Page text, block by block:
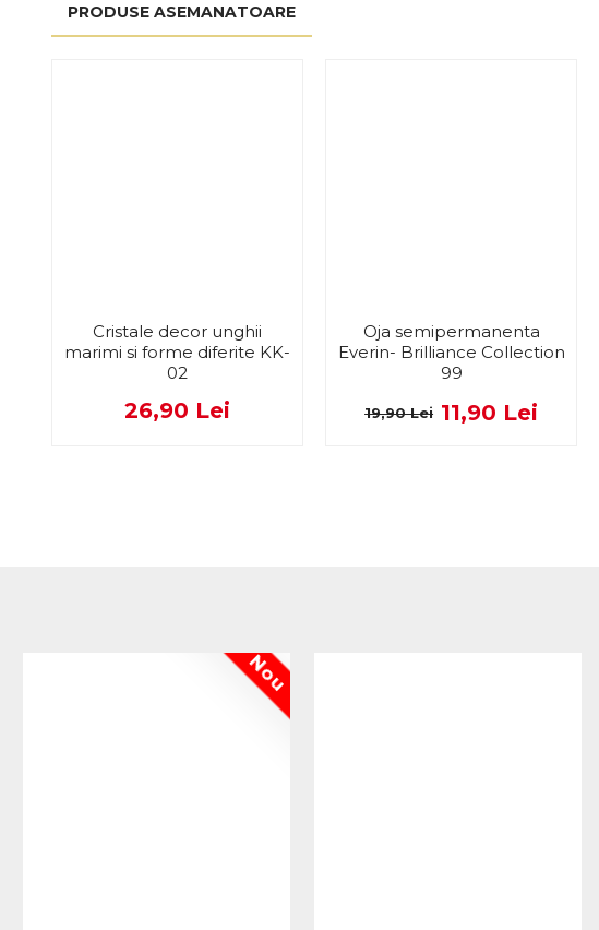
PRODUSE ASEMANATOARE
Cristale decor unghii
marimi si forme diferite KK-
02
26,90 Lei
Oja semipermanenta
Everin- Brilliance Collection
99
11,90 Lei
19,90 Lei
Nou